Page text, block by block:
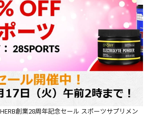
創業28周年記念セール スポーツサプリメン